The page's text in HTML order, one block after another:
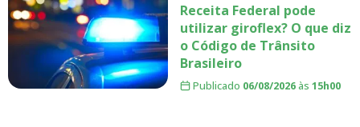
Receita Federal pode
utilizar giroflex? O que diz
o Código de Trânsito
Brasileiro
Publicado 06/08/2026às 15h00